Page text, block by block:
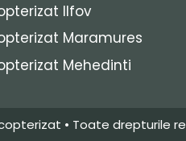
Ilfov
Maramures
Mehedinti
• Toate drepturile